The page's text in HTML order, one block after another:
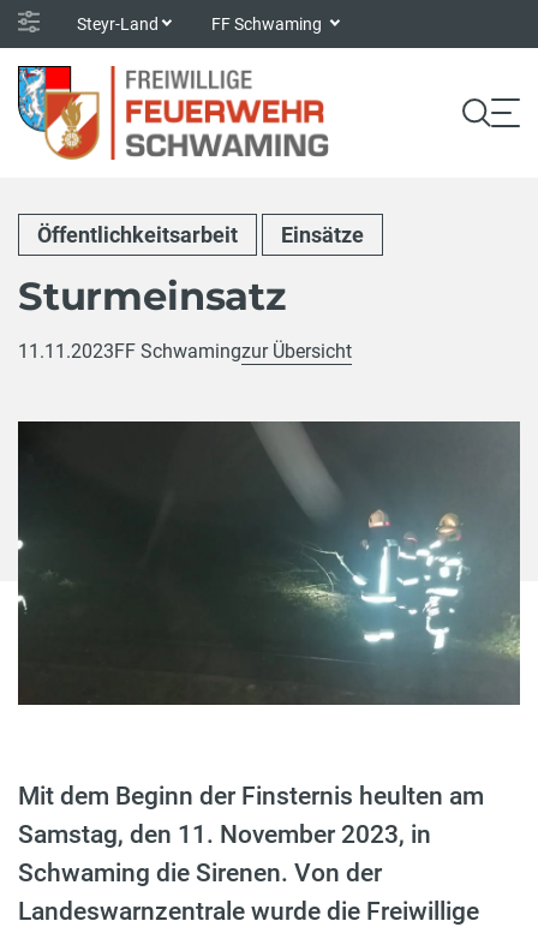
Steyr-Land FF Schwaming
Öffentlichkeitsarbeit Einsätze
Sturmeinsatz
11.11.2023FF Schwamingzur Übersicht
Mit dem Beginn der Finsternis heulten am
Samstag, den 11. November 2023, in
Schwaming die Sirenen. Von der
Landeswarnzentrale wurde die Freiwillige